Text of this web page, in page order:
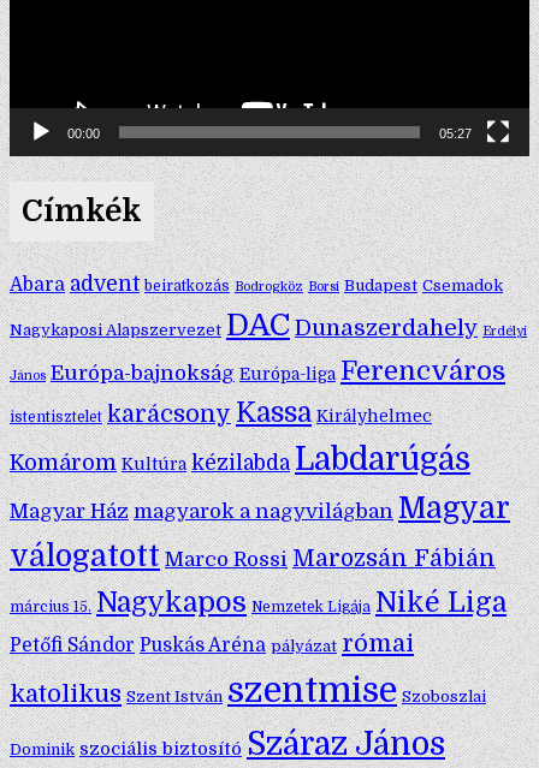
00:00 05:27
Címkék
Abara advent beiratkozás Bodrogköz Borsi Budapest Csemadok
Nagykaposi Alapszervezet DACDunaszerdahely Erdélyi
János Európa-bajnokság Európa-liga Ferencváros
istentisztelet karácsonyKassa Királyhelmec
Komárom Kultúra kézilabda Labdarúgás
Magyar Ház magyarok a nagyvilágban Magyar
válogatott Marco Rossi Marozsán Fábián
március 15. Nagykapos Nemzetek Ligája Niké Liga
Petőfi Sándor Puskás Aréna pályázat római
katolikus Szent István szentmise Szoboszlai
Dominik szociális biztosító Száraz János